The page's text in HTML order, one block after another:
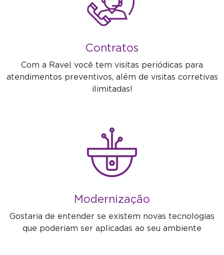
Contratos
Com a Ravel você tem visitas periódicas para
atendimentos preventivos, além de visitas corretivas
ilimitadas!
Modernização
Gostaria de entender se existem novas tecnologias
que poderiam ser aplicadas ao seu ambiente